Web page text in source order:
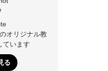
オリジナル教
ています
る